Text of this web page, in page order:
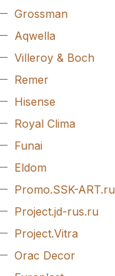
Grossman
Aqwella
Villeroy & Boch
Remer
Hisense
Royal Clima
Funai
Eldom
Promo.SSK-ART.ru
Project.jd-rus.ru
Project.Vitra
Orac Decor